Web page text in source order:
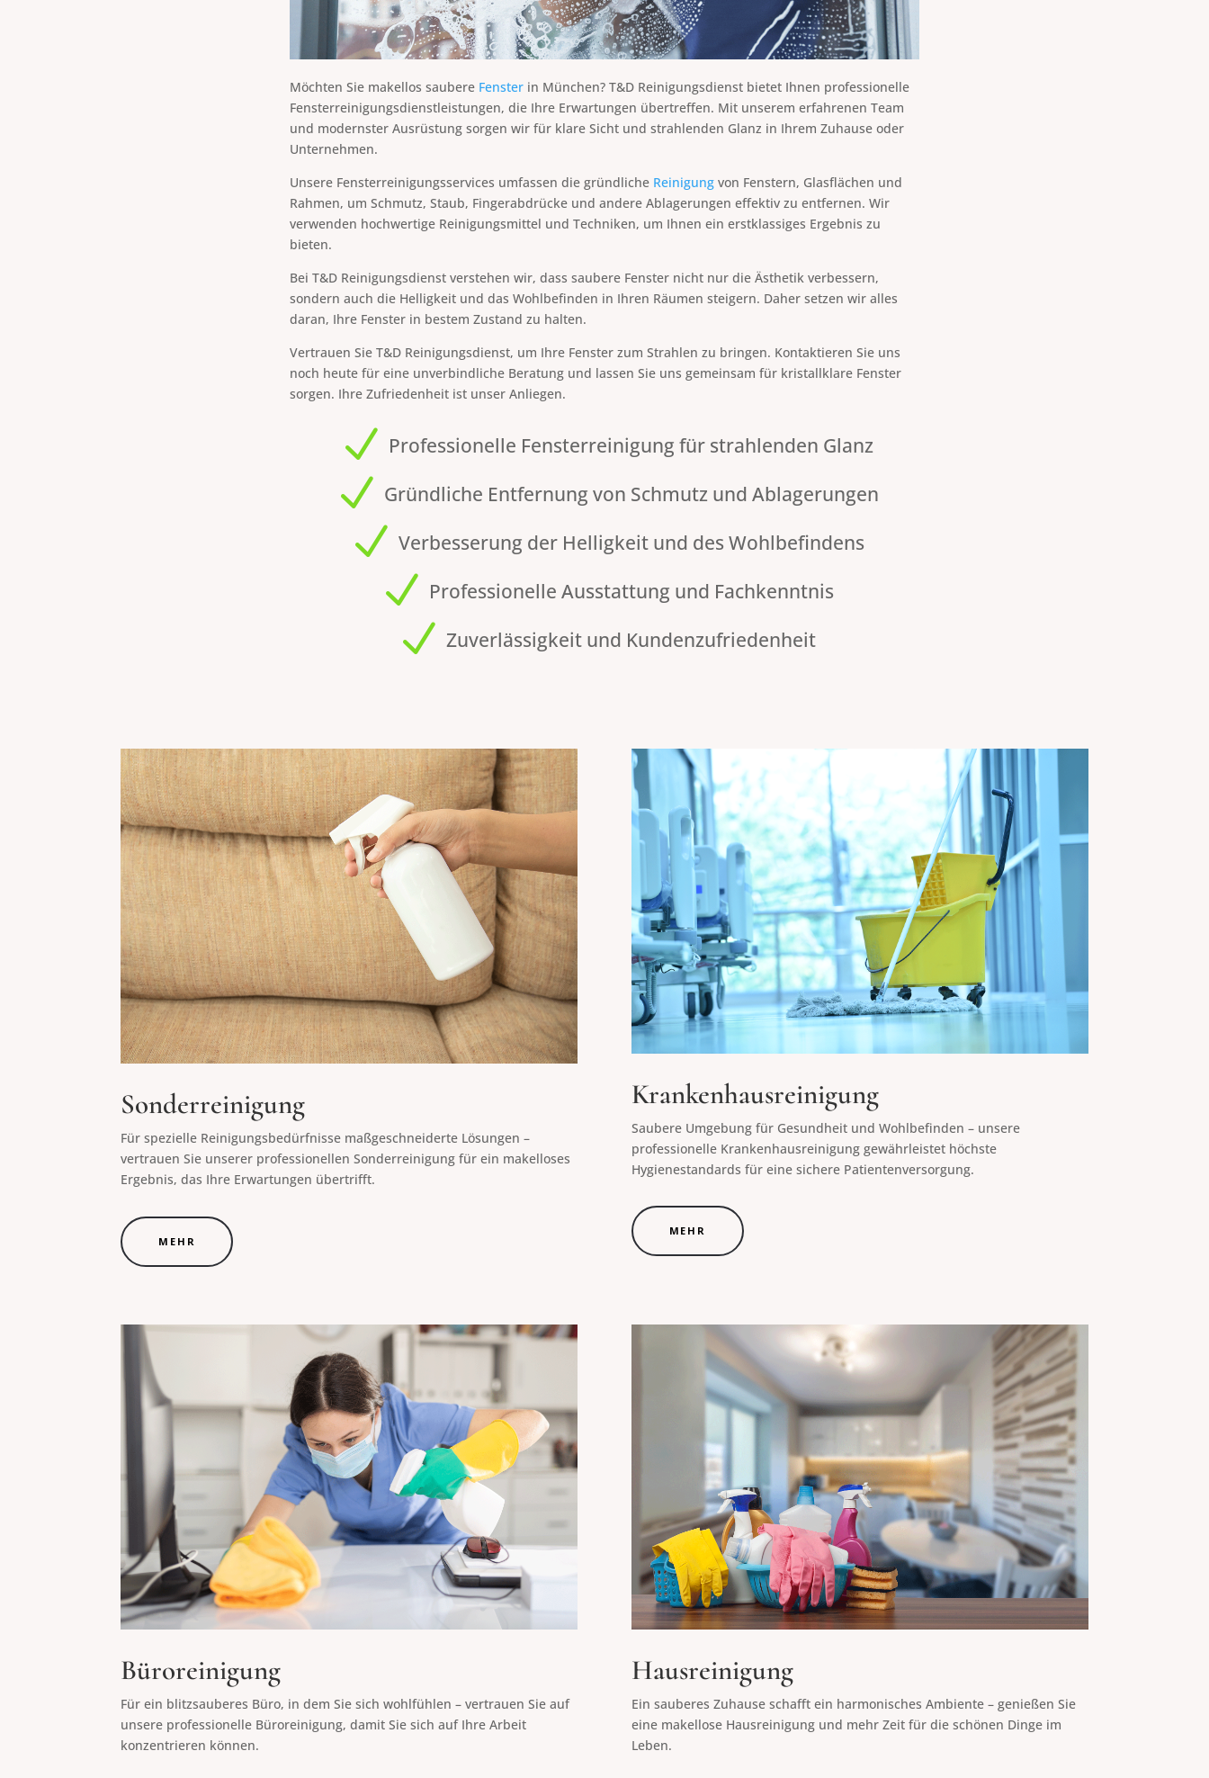
Möchten Sie makellos saubere Fenster in München? T&D Reinigungsdienst bietet Ihnen professionelle
Fensterreinigungsdienstleistungen, die Ihre Erwartungen übertreffen. Mit unserem erfahrenen Team
und modernster Ausrüstung sorgen wir für klare Sicht und strahlenden Glanz in Ihrem Zuhause oder
Unternehmen.
Unsere Fensterreinigungsservices umfassen die gründliche Reinigung von Fenstern, Glasflächen und
Rahmen, um Schmutz, Staub, Fingerabdrücke und andere Ablagerungen effektiv zu entfernen. Wir
verwenden hochwertige Reinigungsmittel und Techniken, um Ihnen ein erstklassiges Ergebnis zu
bieten.
Bei T&D Reinigungsdienst verstehen wir, dass saubere Fenster nicht nur die Ästhetik verbessern,
sondern auch die Helligkeit und das Wohlbefinden in Ihren Räumen steigern. Daher setzen wir alles
daran, Ihre Fenster in bestem Zustand zu halten.
Vertrauen Sie T&D Reinigungsdienst, um Ihre Fenster zum Strahlen zu bringen. Kontaktieren Sie uns
noch heute für eine unverbindliche Beratung und lassen Sie uns gemeinsam für kristallklare Fenster
sorgen. Ihre Zufriedenheit ist unser Anliegen.
N Professionelle Fensterreinigung für strahlenden Glanz
N Gründliche Entfernung von Schmutz und Ablagerungen
N Verbesserung der Helligkeit und des Wohlbefindens
N Professionelle Ausstattung und Fachkenntnis
N Zuverlässigkeit und Kundenzufriedenheit
Sonderreinigung
Für spezielle Reinigungsbedürfnisse maßgeschneiderte Lösungen –
vertrauen Sie unserer professionellen Sonderreinigung für ein makelloses
Ergebnis, das Ihre Erwartungen übertrifft.
MEHR
Krankenhausreinigung
Saubere Umgebung für Gesundheit und Wohlbefinden – unsere
professionelle Krankenhausreinigung gewährleistet höchste
Hygienestandards für eine sichere Patientenversorgung.
MEHR
Büroreinigung
Für ein blitzsauberes Büro, in dem Sie sich wohlfühlen – vertrauen Sie auf
unsere professionelle Büroreinigung, damit Sie sich auf Ihre Arbeit
konzentrieren können.
Hausreinigung
Ein sauberes Zuhause schafft ein harmonisches Ambiente – genießen Sie
eine makellose Hausreinigung und mehr Zeit für die schönen Dinge im
Leben.